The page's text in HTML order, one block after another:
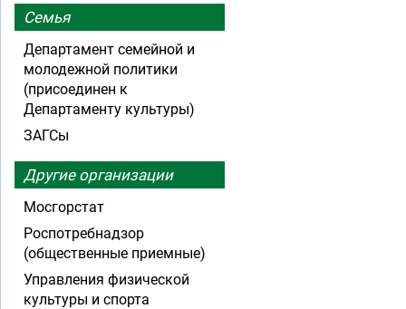
Семья
Департамент семейной и
молодежной политики
(присоединен к
Департаменту культуры)
ЗАГСы
Другие организации
Мосгорстат
Роспотребнадзор
(общественные приемные)
Управления физической
культуры и спорта